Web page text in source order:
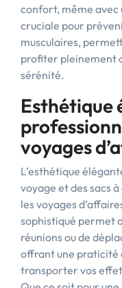
confort, même
cruciale pour
musculaires,
profiter pleinement
sérénité.
Esthétique
voyages
L’esthétique
voyage et des sacs
les voyages
sophistiqué permet
réunions ou de
offrant une praticité
transporter vos